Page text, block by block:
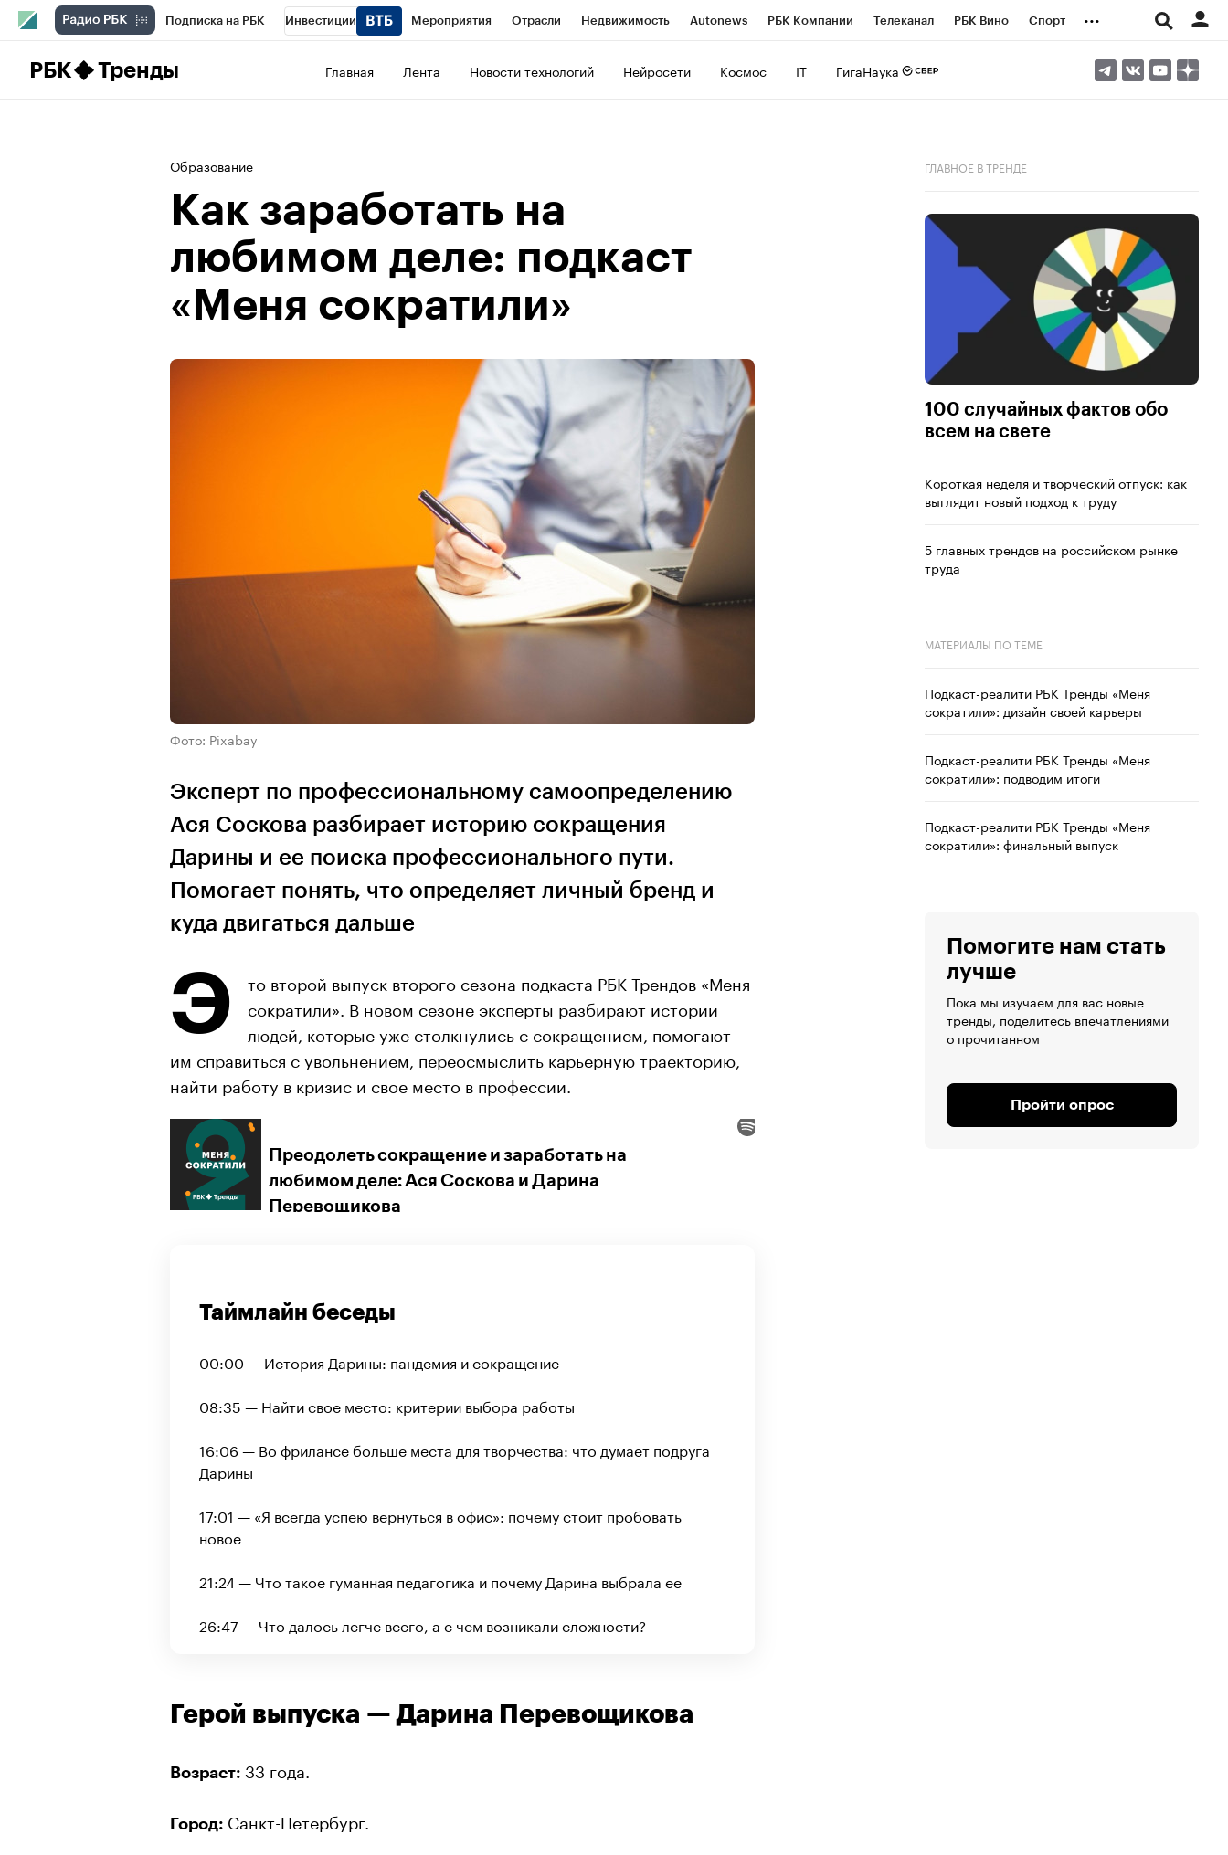
Подписка на РБК Инвестиции Мероприятия Отрасли Недвижимость Autonews РБК Компании Телеканал РБК Вино Спорт ...
РБК Тренды Главная Лента Новости технологий Нейросети Космос IT ГигаНаука
Образование
Как заработать на
любимом деле: подкаст
«‎Меня сократили»
Фото: Pixabay
Эксперт по профессиональному самоопределению
Ася Соскова разбирает историю сокращения
Дарины и ее поиска профессионального пути.
Помогает понять, что определяет личный бренд и
куда двигаться дальше
Э
то второй выпуск второго сезона подкаста РБК Трендов «Меня
сократили». В новом сезоне эксперты разбирают истории
людей, которые уже столкнулись с сокращением, помогают
им справиться с увольнением, переосмыслить карьерную траекторию,
найти работу в кризис и свое место в профессии.
Таймлайн беседы
00:00 — История Дарины: пандемия и сокращение
08:35 — Найти свое место: критерии выбора работы
16:06 — Во фрилансе больше места для творчества: что думает подруга
Дарины
17:01 — «‎Я всегда успею вернуться в офис»: почему стоит пробовать
новое
21:24 — Что такое гуманная педагогика и почему Дарина выбрала ее
26:47 — Что далось легче всего, а с чем возникали сложности?
Герой выпуска — Дарина Перевощикова
Возраст: 33 года.
Город: Санкт-Петербург.
ГЛАВНОЕ В ТРЕНДЕ
100 случайных фактов обо
всем на свете
Короткая неделя и творческий отпуск: как
выглядит новый подход к труду
5 главных трендов на российском рынке
труда
МАТЕРИАЛЫ ПО ТЕМЕ
Подкаст-реалити РБК Тренды «Меня
сократили»: дизайн своей карьеры
Подкаст-реалити РБК Тренды «Меня
сократили»: подводим итоги
Подкаст-реалити РБК Тренды «Меня
сократили»: финальный выпуск
Помогите нам стать
лучше
Пока мы изучаем для вас новые
тренды, поделитесь впечатлениями
о прочитанном
Пройти опрос